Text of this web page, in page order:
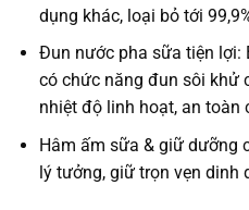
dụng khác, loại bỏ tới
Đun nước pha sữa tiện lợi:
có chức năng đun sôi khử
nhiệt độ linh hoạt, an toàn
Hâm ấm sữa & giữ dưỡng
lý tưởng, giữ trọn vẹn dinh